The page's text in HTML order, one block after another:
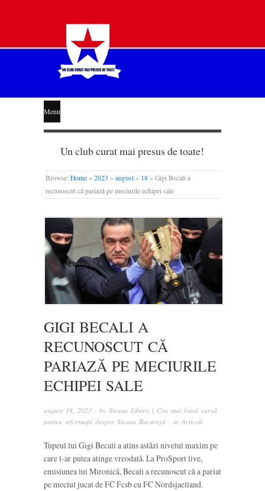
STEAUA
LIBERĂ
Menu
Un club curat mai presus de toate!
Browse: Home » 2023 » august » 18 » Gigi Becali a
recunoscut că pariază pe meciurile echipei sale
GIGI BECALI A
RECUNOSCUT CĂ
PARIAZĂ PE MECIURILE
ECHIPEI SALE
august 18, 2023 · by Steaua Libera | Cea mai bună sursă
pentru informații despre Steaua București · in Articole
Tupeul lui Gigi Becali a atins astăzi nivelul maxim pe
care l-ar putea atinge vreodată. La ProSport live,
emisiunea lui Mironică, Becali a recunoscut că a pariat
pe meciul jucat de FC Fcsb cu FC Nordsjaelland.